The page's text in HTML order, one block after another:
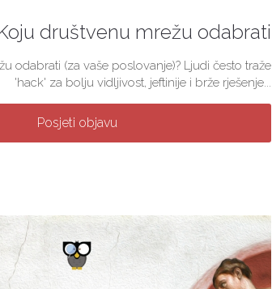
društvenu mrežu odabrati
odabrati (za vaše poslovanje)? Ljudi često traže
'hack' za bolju vidljivost, jeftinije i brže rješenje...
Posjeti objavu